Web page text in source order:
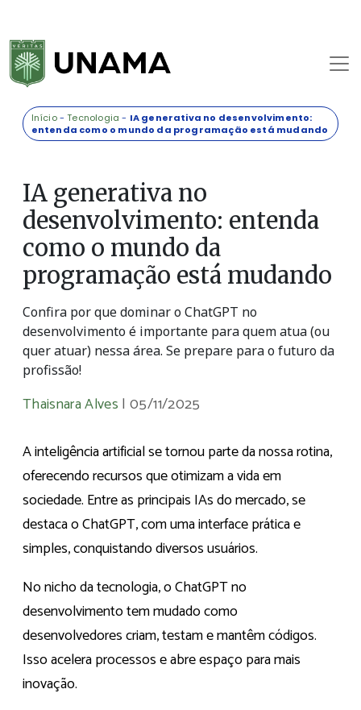
Início-Tecnologia - IA generativa no desenvolvimento:
entenda como o mundo da programação está mudando
IA generativa no
desenvolvimento: entenda
como o mundo da
programação está mudando
Confira por que dominar o ChatGPT no
desenvolvimento é importante para quem atua (ou
quer atuar) nessa área. Se prepare para o futuro da
profissão!
Thaisnara Alves |05/11/2025
A inteligência artificial se tornou parte da nossa rotina,
oferecendo recursos que otimizam a vida em
sociedade. Entre as principais IAs do mercado, se
destaca o ChatGPT, com uma interface prática e
simples, conquistando diversos usuários.
No nicho da tecnologia, o ChatGPT no
desenvolvimento tem mudado como
desenvolvedores criam, testam e mantêm códigos.
Isso acelera processos e abre espaço para mais
inovação.